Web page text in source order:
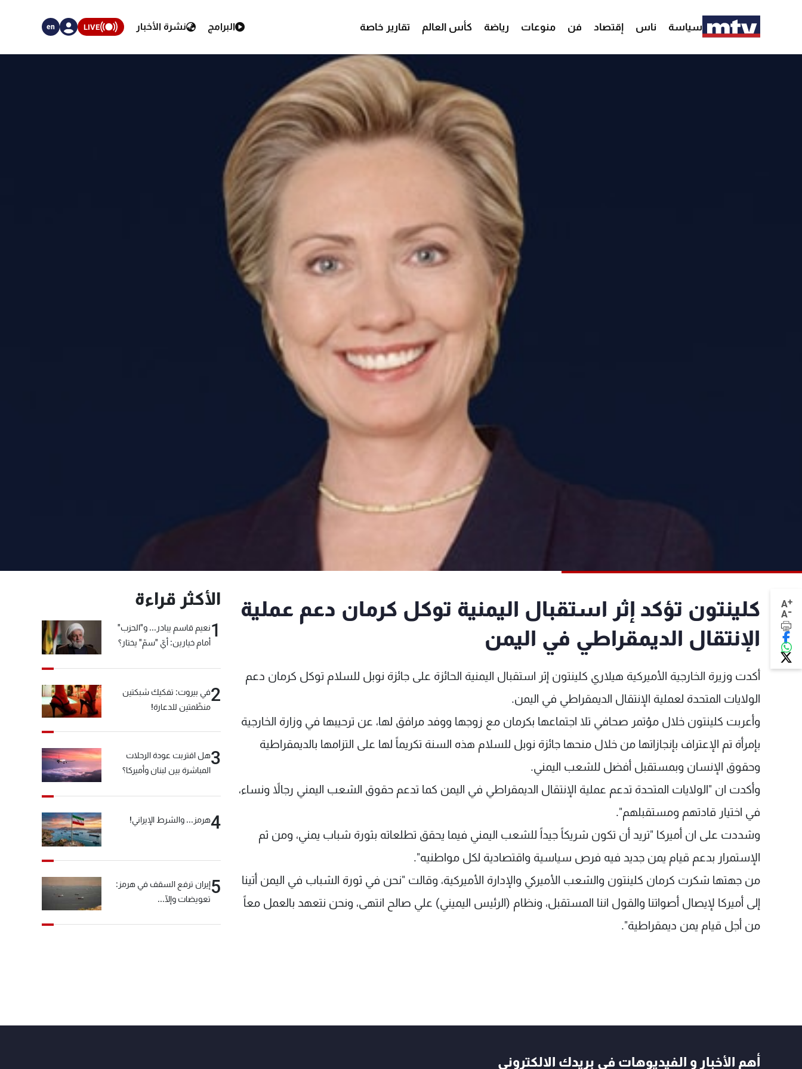
سياسة ناس إقتصاد فن منوعات رياضة كأس العالم تقارير خاصة البرامج نشرة الأخبار LIVE
en
A+
A-
كلينتون تؤكد إثر استقبال اليمنية توكل كرمان دعم عملية
الإنتقال الديمقراطي في اليمن
أكدت وزيرة الخارجية الأميركية هيلاري كلينتون إثر استقبال اليمنية الحائزة على جائزة نوبل للسلام توكل كرمان دعم
الولايات المتحدة لعملية الإنتقال الديمقراطي في اليمن.
وأعربت كلينتون خلال مؤتمر صحافي تلا اجتماعها بكرمان مع زوجها ووفد مرافق لها، عن ترحيبها في وزارة الخارجية
بإمرأة تم الإعتراف بإنجازاتها من خلال منحها جائزة نوبل للسلام هذه السنة تكريماً لها على التزامها بالديمقراطية
وحقوق الإنسان وبمستقبل أفضل للشعب اليمني.
وأكدت ان "الولايات المتحدة تدعم عملية الإنتقال الديمقراطي في اليمن كما تدعم حقوق الشعب اليمني رجالاً ونساء،
في اختيار قادتهم ومستقبلهم".
وشددت على ان أميركا "تريد أن تكون شريكاً جيداً للشعب اليمني فيما يحقق تطلعاته بثورة شباب يمني، ومن ثم
الإستمرار بدعم قيام يمن جديد فيه فرص سياسية واقتصادية لكل مواطنيه".
من جهتها شكرت كرمان كلينتون والشعب الأميركي والإدارة الأميركية، وقالت "نحن في ثورة الشباب في اليمن أتينا
إلى أميركا لإيصال أصواتنا والقول اننا المستقبل، ونظام (الرئيس اليميني) علي صالح انتهى، ونحن نتعهد بالعمل معاً
من أجل قيام يمن ديمقراطية".
الأكثر قراءة
1نعيم قاسم يبادر... و"الحزب"
أمام خيارين: أيّ "سمّ" يختار؟
2في بيروت: تفكيك شبكتين
منظّمتين للدعارة!
3هل اقتربت عودة الرحلات
المباشرة بين لبنان وأميركا؟
4هرمز... والشرط الإيراني!
5إيران ترفع السقف في هرمز:
تعويضات وإلّا...
أهم الأخبار و الفيديوهات في بريدك الالكتروني